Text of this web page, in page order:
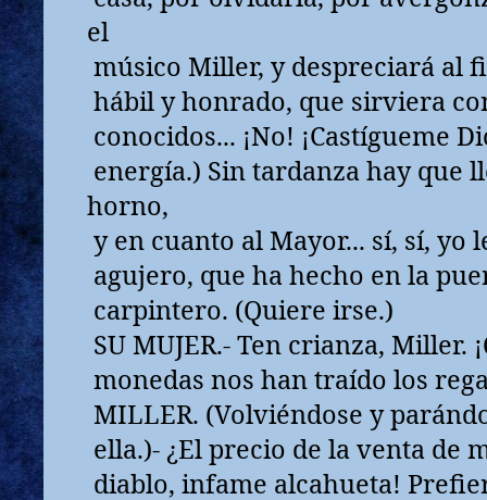
el
músico Miller, y despreciará al
hábil y honrado, que sirviera
conocidos... ¡No! ¡Castígueme
energía.) Sin tardanza hay que
horno,
y en cuanto al Mayor... sí, sí, yo
agujero, que ha hecho en la
carpintero. (Quiere irse.)
SU MUJER.- Ten crianza, Miller.
monedas nos han traído los
MILLER. (Volviéndose y
ella.)- ¿El precio de la venta de
diablo, infame alcahueta!